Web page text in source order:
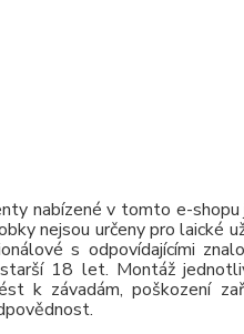
nabízené v tomto e-
nejsou určeny pro laické
s odpovídajícími
18 let. Montáž
k závadám, poškození